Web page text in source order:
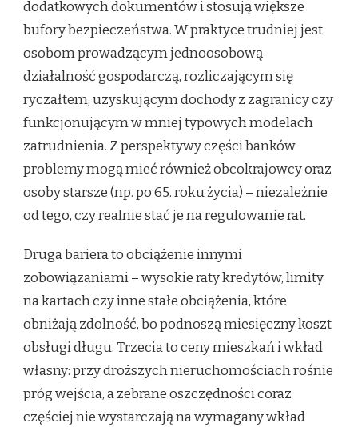
dodatkowych dokumentów i stosują większe
bufory bezpieczeństwa. W praktyce trudniej jest
osobom prowadzącym jednoosobową
działalność gospodarczą, rozliczającym się
ryczałtem, uzyskującym dochody z zagranicy czy
funkcjonującym w mniej typowych modelach
zatrudnienia. Z perspektywy części banków
problemy mogą mieć również obcokrajowcy oraz
osoby starsze (np. po 65. roku życia) – niezależnie
od tego, czy realnie stać je na regulowanie rat.
Druga bariera to obciążenie innymi
zobowiązaniami – wysokie raty kredytów, limity
na kartach czy inne stałe obciążenia, które
obniżają zdolność, bo podnoszą miesięczny koszt
obsługi długu. Trzecia to ceny mieszkań i wkład
własny: przy droższych nieruchomościach rośnie
próg wejścia, a zebrane oszczędności coraz
częściej nie wystarczają na wymagany wkład